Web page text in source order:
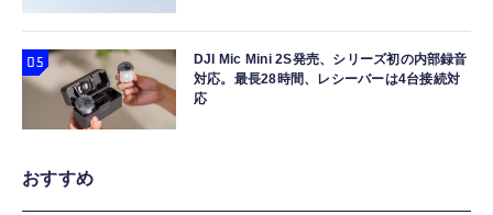
DJI Mic Mini 2S発売、シリーズ初の内部録音
対応。最長28時間、レシーバーは4台接続対
応
おすすめ